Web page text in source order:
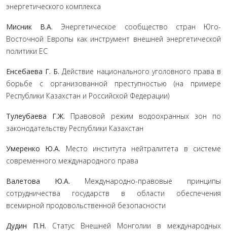
энергетического комплекса
Мисник В.А.Энергетическое сообщество стран Юго-
Восточной Европы как инструмент внешней энергетической
политики ЕС
Енсебаева Г. Б.Действие национального уголовного права в
борьбе с организованной преступностью (на примере
Республики Казахстан и Российской Федерации)
Тулеубаева Г.Ж. Правовой режим водоохранных зон по
законодательству Республики Казахстан
Умеренко Ю.А. Место института нейтралитета в системе
современного международного права
Валетова Ю.А. Международно-правовые принципы
сотрудничества государств в области обеспечения
всемирной продовольственной безопасности
Дудин П.Н. Статус Внешней Монголии в международных